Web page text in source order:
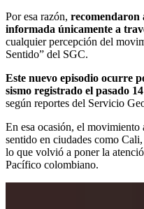
Por esa razón, recomendaron
informada únicamente a
cualquier percepción del
Sentido” del SGC.
Este nuevo episodio ocurre
sismo registrado el pasado
según reportes del Servicio
En esa ocasión, el
sentido en ciudades como
lo que volvió a poner la
Pacífico colombiano.